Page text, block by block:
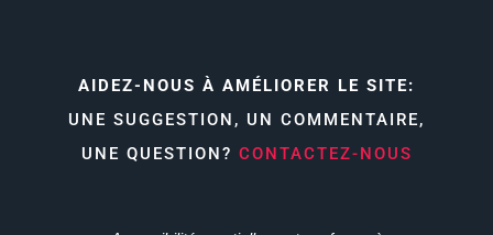
AIDEZ-NOUS À AMÉLIORER LE SITE:
UNE SUGGESTION, UN COMMENTAIRE,
UNE QUESTION? CONTACTEZ-NOUS